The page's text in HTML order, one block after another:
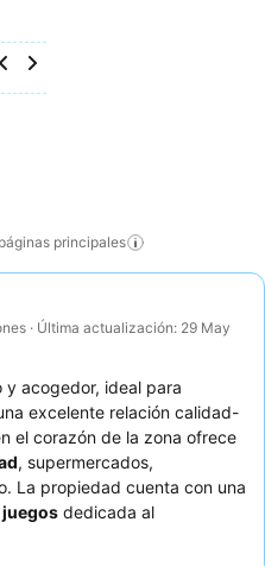
principales
· Última actualización: 29 May
y acogedor, ideal para
excelente relación calidad-
el corazón de la zona ofrece
, supermercados,
La propiedad cuenta con una
juegos dedicada al